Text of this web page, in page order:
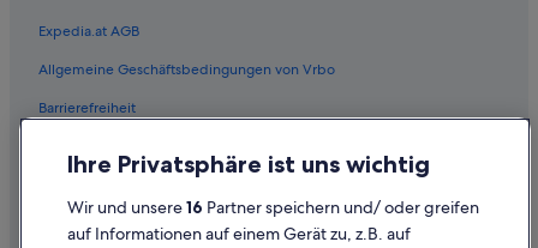
Expedia.at AGB
Allgemeine Geschäftsbedingungen von Vrbo
Barrierefreiheit
Ihre Privatsphäre ist uns wichtig
Wir und unsere16 Partner speichern und/ oder greifen
auf Informationen auf einem Gerät zu, z.B. auf